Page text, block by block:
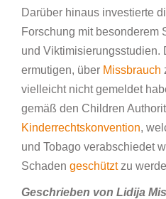
Darüber hinaus investierte
Forschung mit besonderem
und Viktimisierungsstudien.
ermutigen, über Missbrauch
vielleicht nicht gemeldet
gemäß den Children
Kinderrechtskonvention,
und Tobago verabschiedet
Schaden geschütztzu
Geschrieben von Lidija